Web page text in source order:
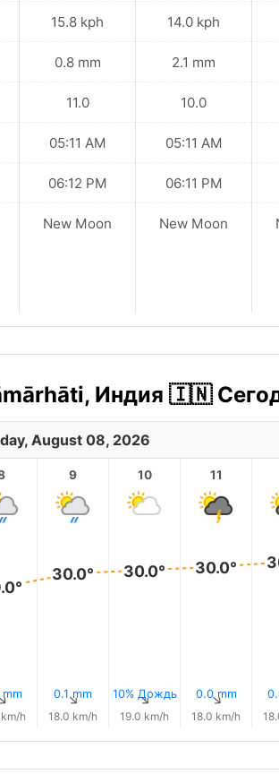
15.8 kph
0.8 mm
11.0
05:11 AM
06:12 PM
New Moon
14.0 kph
2.1 mm
10.0
05:11 AM
06:11 PM
New Moon
Индия 🇮🇳
August 08, 2026
h
9
30.0°
0.1 mm
↑
18.0 km/h
10
30.0°
10% Дождь
↑
19.0 km/h
11
30.0°
0.0 mm
↑
18.0 km/h